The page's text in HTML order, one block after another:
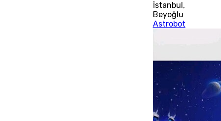
İstanbul ,
Beyoğlu
Astrobot